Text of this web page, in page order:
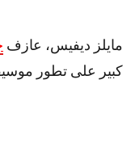
مايلز ديفيس، عازف
كبير على تطور